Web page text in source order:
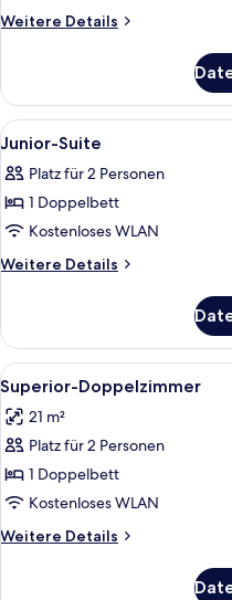
Weitere Details
Weitere
Einzelzimmer
Alle
Fotos
für
Junior-
Suite
anzeigen
4
Junior-Suite
Platz für 2 Personen
1 Doppelbett
Kostenloses WLAN
Weitere Details
Weitere
Suite
Alle
Fotos
für
Superior-
Doppelzimmer
anzeigen
4
Superior-Doppelzimmer
21 m²
Platz für 2 Personen
1 Doppelbett
Kostenloses WLAN
Weitere Details
Weitere